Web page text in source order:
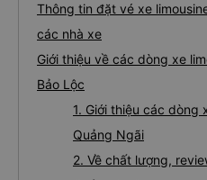
Thông tin đặt vé xe
các nhà xe
Giới thiệu về các dòng xe
Bảo Lộc
1. Giới thiệu các dòng
Quảng Ngãi
2. Về chất lượng,